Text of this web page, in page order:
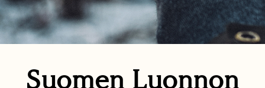
Suomen Luonnon